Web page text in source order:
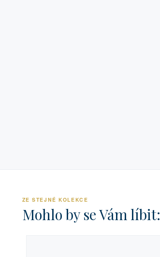
ZE STEJNÉ KOLEKCE
Mohlo by se Vám líbit: